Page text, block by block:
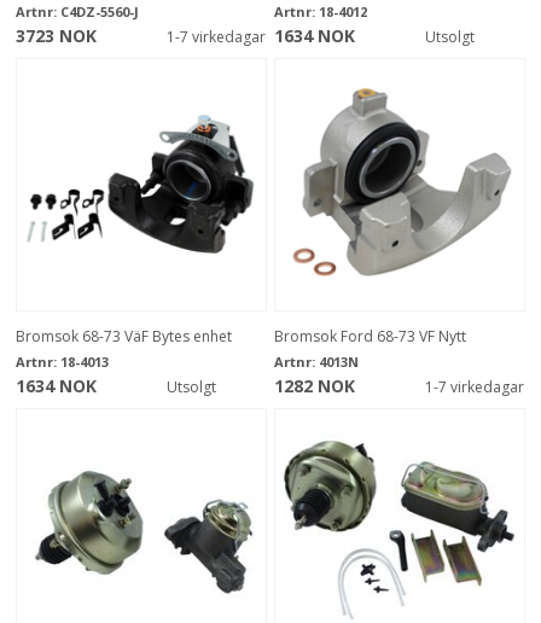
Artnr: C4DZ-5560-J
3723 NOK 1-7 virkedagar
Artnr: 18-4012
1634 NOK Utsolgt
Bromsok 68-73 VäF Bytes enhet
Artnr: 18-4013
1634 NOK Utsolgt
Bromsok Ford 68-73 VF Nytt
Artnr: 4013N
1282 NOK 1-7 virkedagar